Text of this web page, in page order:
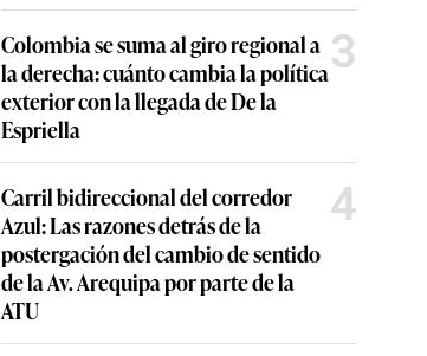
Colombia se suma al giro regional a
la derecha: cuánto cambia la política
exterior con la llegada de De la
Espriella
3
Carril bidireccional del corredor
Azul: Las razones detrás de la
postergación del cambio de sentido
de la Av. Arequipa por parte de la
ATU
4